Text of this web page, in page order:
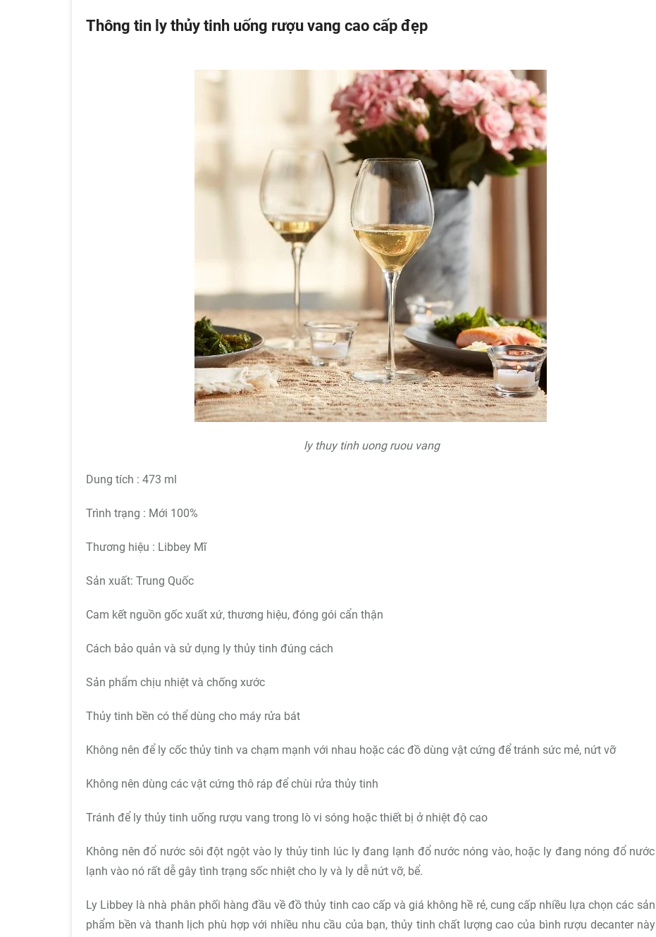
Thông tin ly thủy tinh uống rượu vang cao cấp đẹp
ly thuy tinh uong ruou vang
Dung tích : 473 ml
Trình trạng : Mới 100%
Thương hiệu : Libbey Mĩ
Sản xuất: Trung Quốc
Cam kết nguồn gốc xuất xứ, thương hiệu, đóng gói cẩn thận
Cách bảo quản và sử dụng ly thủy tinh đúng cách
Sản phẩm chịu nhiệt và chống xước
Thủy tinh bền có thể dùng cho máy rửa bát
Không nên để ly cốc thủy tinh va chạm mạnh với nhau hoặc các đồ dùng vật cứng để tránh sức mẻ, nứt vỡ
Không nên dùng các vật cứng thô ráp để chùi rửa thủy tinh
Tránh để ly thủy tinh uống rượu vang trong lò vi sóng hoặc thiết bị ở nhiệt độ cao
Không nên đổ nước sôi đột ngột vào ly thủy tinh lúc ly đang lạnh đổ nước nóng vào, hoặc ly đang nóng đổ nước
lạnh vào nó rất dễ gây tình trạng sốc nhiệt cho ly và ly dễ nứt vỡ, bể.
Ly Libbey là nhà phân phối hàng đầu về đồ thủy tinh cao cấp và giá không hề rẻ, cung cấp nhiều lựa chọn các sản
phẩm bền và thanh lịch phù hợp với nhiều nhu cầu của bạn, thủy tinh chất lượng cao của bình rượu decanter này